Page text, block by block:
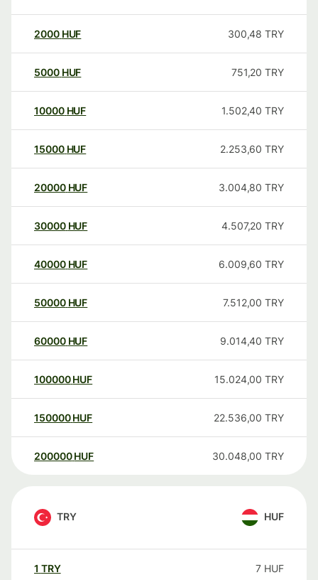
2000 HUF 300,48 TRY
5000 HUF 751,20 TRY
10000 HUF 1.502,40 TRY
15000 HUF 2.253,60 TRY
20000 HUF 3.004,80 TRY
30000 HUF 4.507,20 TRY
40000 HUF 6.009,60 TRY
50000 HUF 7.512,00 TRY
60000 HUF 9.014,40 TRY
100000 HUF 15.024,00 TRY
150000 HUF 22.536,00 TRY
200000 HUF 30.048,00 TRY
TRY HUF
1 TRY 7 HUF